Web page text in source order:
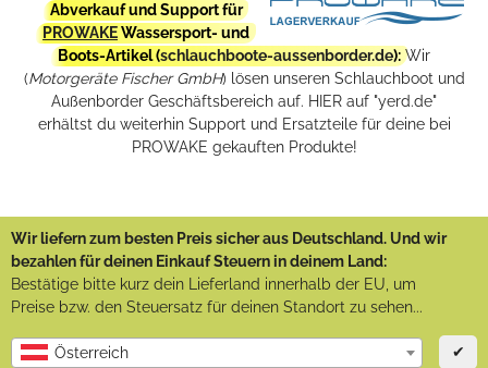
Abverkauf und Support für
PROWAKEWassersport- und
Boots-Artikel (schlauchboote-aussenborder.de): Wir
(Motorgeräte Fischer GmbH) lösen unseren Schlauchboot und
Außenborder Geschäftsbereich auf. HIER auf "yerd.de"
erhältst du weiterhin Support und Ersatzteile für deine bei
PROWAKE gekauften Produkte!
Wir liefern zum besten Preis sicher aus Deutschland. Und wir
bezahlen für deinen Einkauf Steuern in deinem Land:
Bestätige bitte kurz dein Lieferland innerhalb der EU, um
Preise bzw. den Steuersatz für deinen Standort zu sehen...
Österreich ✔